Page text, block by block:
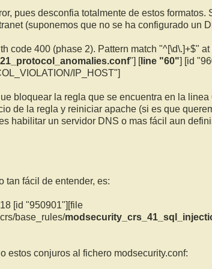
pues desconfia totalmente de estos
(suponemos que no se ha configurado un
code 400 (phase 2). Pattern match "^[\d\.]+$"
"] [line "60"] [id
IP_HOST"]
bloquear la regla que se encuentra en la
de la regla y reiniciar apache (si es que
habilitar un servidor DNS o mas fácil aun
tan fácil de entender, es:
[id "950901"][file
base_rules/
estos conjuros al fichero modsecurity.conf: